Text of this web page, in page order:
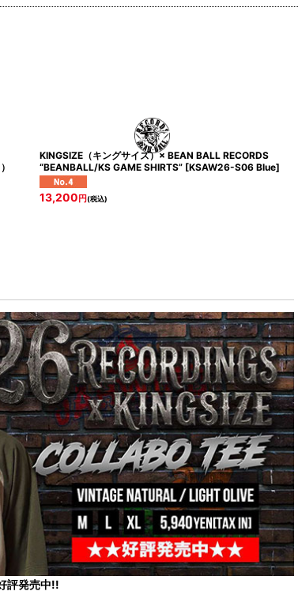
KINGSIZE（キングサイズ）× BEAN BALL RECORDS
“BEANBALL/KS GAME SHIRTS” [KSAW26-S06 Blue]
13,200 円(税込)
評発売中!!